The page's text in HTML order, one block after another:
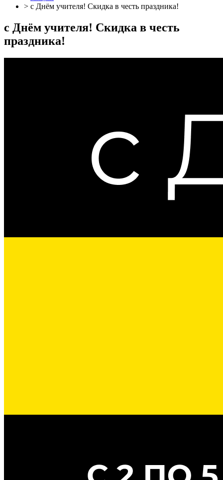
> с Днём учителя! Скидка в честь праздника!
с Днём учителя! Скидка в честь
праздника!